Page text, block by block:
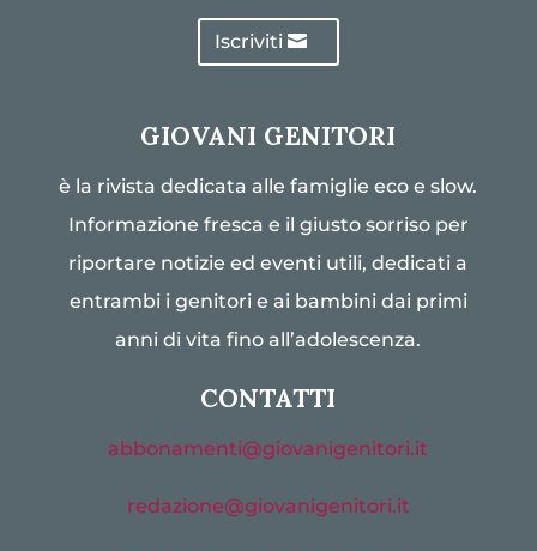
Iscriviti
GIOVANI GENITORI
è la rivista dedicata alle famiglie eco e slow.
Informazione fresca e il giusto sorriso per
riportare notizie ed eventi utili, dedicati a
entrambi i genitori e ai bambini dai primi
anni di vita fino all’adolescenza.
CONTATTI
abbonamenti@giovanigenitori.it
redazione@giovanigenitori.it